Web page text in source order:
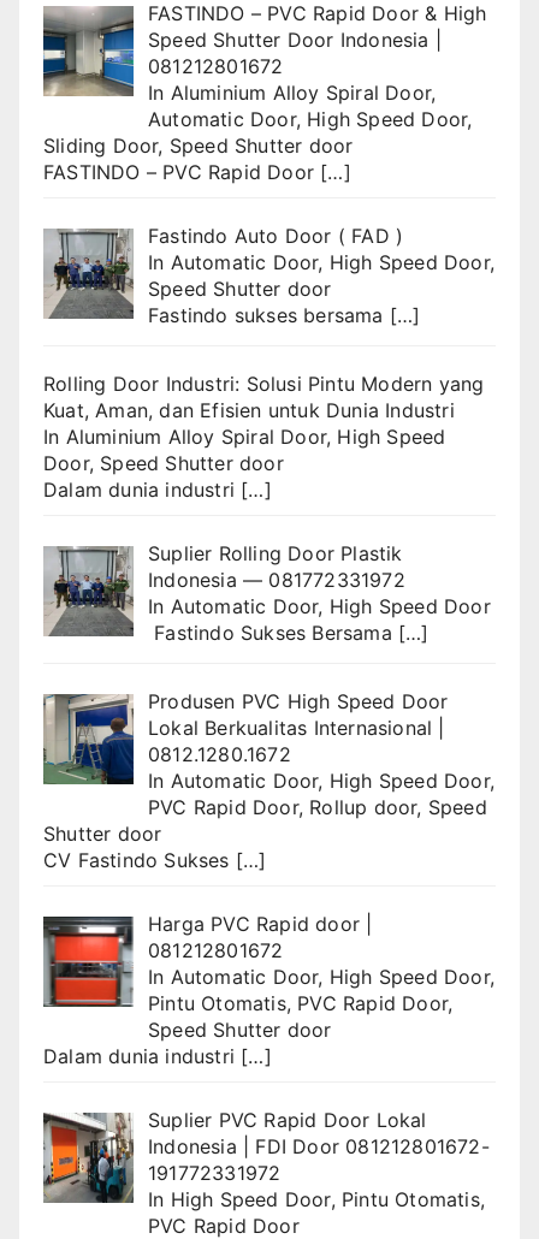
FASTINDO – PVC Rapid Door & High
Speed Shutter Door Indonesia |
081212801672
In Aluminium Alloy Spiral Door,
Automatic Door, High Speed Door,
Sliding Door, Speed Shutter door
FASTINDO – PVC Rapid Door […]
Fastindo Auto Door ( FAD )
In Automatic Door, High Speed Door,
Speed Shutter door
Fastindo sukses bersama […]
Rolling Door Industri: Solusi Pintu Modern yang
Kuat, Aman, dan Efisien untuk Dunia Industri
In Aluminium Alloy Spiral Door, High Speed
Door, Speed Shutter door
Dalam dunia industri […]
Suplier Rolling Door Plastik
Indonesia — 081772331972
In Automatic Door, High Speed Door
Fastindo Sukses Bersama […]
Produsen PVC High Speed Door
Lokal Berkualitas Internasional |
0812.1280.1672
In Automatic Door, High Speed Door,
PVC Rapid Door, Rollup door, Speed
Shutter door
CV Fastindo Sukses […]
Harga PVC Rapid door |
081212801672
In Automatic Door, High Speed Door,
Pintu Otomatis, PVC Rapid Door,
Speed Shutter door
Dalam dunia industri […]
Suplier PVC Rapid Door Lokal
Indonesia | FDI Door 081212801672-
191772331972
In High Speed Door, Pintu Otomatis,
PVC Rapid Door